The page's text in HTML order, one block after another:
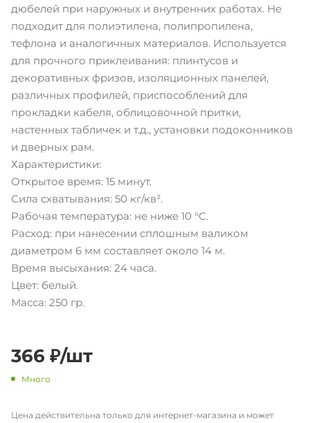
дюбелей при наружных и внутренних работах. Не
подходит для полиэтилена, полипропилена,
тефлона и аналогичных материалов. Используется
для прочного приклеивания: плинтусов и
декоративных фризов, изоляционных панелей,
различных профилей, приспособлений для
прокладки кабеля, облицовочной притки,
настенных табличек и т.д., установки подоконников
и дверных рам.
Характеристики:
Открытое время: 15 минут.
Сила схватывания: 50 кг/кв².
Рабочая температура: не ниже 10 °С.
Расход: при нанесении сплошным валиком
диаметром 6 мм составляет около 14 м.
Время высыхания: 24 часа.
Цвет: белый.
Масса: 250 гр.
366 ₽/шт
Много
Цена действительна только для интернет-магазина и может